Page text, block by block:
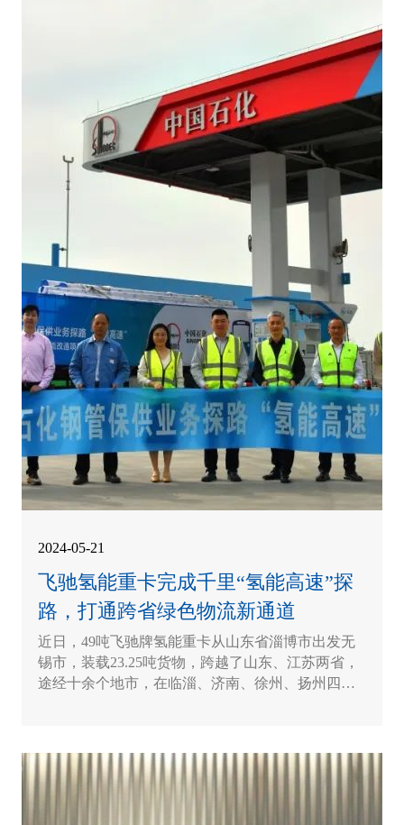
2024-05-21
飞驰氢能重卡完成千里“氢能高速”探
路，打通跨省绿色物流新通道
近日，49吨飞驰牌氢能重卡从山东省淄博市出发无
锡市，装载23.25吨货物，跨越了山东、江苏两省，
途经十余个地市，在临淄、济南、徐州、扬州四个